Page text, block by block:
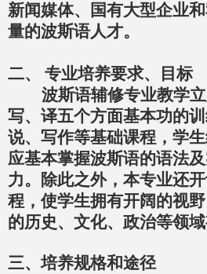
新闻媒体、国有大型企业
量的波斯语人才。
二、
专业培养要求、目标
波斯语辅修专业教学
写、译五个方面基本功的
说、写作等基础课程，学
应基本掌握波斯语的语法
力。除此之外，本专业还
程，使学生拥有开阔的视
的历史、文化、政治等领域
三、培养规格和途径